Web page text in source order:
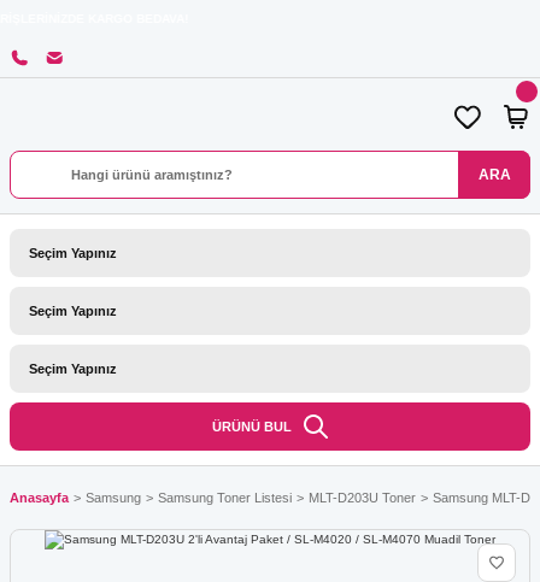
ARA
ÜRÜNÜ BUL
Anasayfa Samsung Samsung Toner Listesi MLT-D203U Toner Samsung MLT-